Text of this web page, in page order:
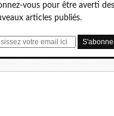
vous pour être averti des
articles publiés.